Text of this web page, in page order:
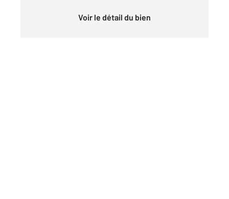
Voir le détail du bien